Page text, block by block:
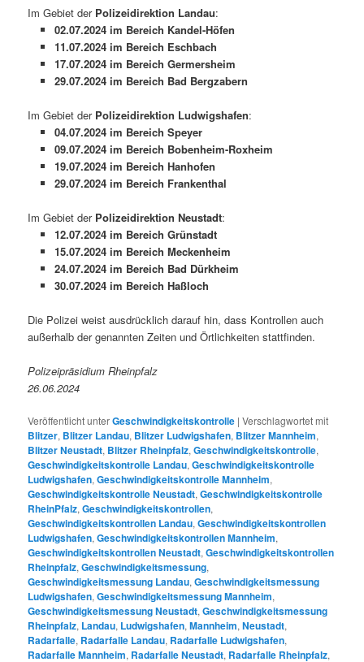
Im Gebiet der Polizeidirektion Landau:
02.07.2024 im Bereich Kandel-Höfen
11.07.2024 im Bereich Eschbach
17.07.2024 im Bereich Germersheim
29.07.2024 im Bereich Bad Bergzabern
Im Gebiet der Polizeidirektion Ludwigshafen:
04.07.2024 im Bereich Speyer
09.07.2024 im Bereich Bobenheim-Roxheim
19.07.2024 im Bereich Hanhofen
29.07.2024 im Bereich Frankenthal
Im Gebiet der Polizeidirektion Neustadt:
12.07.2024 im Bereich Grünstadt
15.07.2024 im Bereich Meckenheim
24.07.2024 im Bereich Bad Dürkheim
30.07.2024 im Bereich Haßloch
Die Polizei weist ausdrücklich darauf hin, dass Kontrollen auch
außerhalb der genannten Zeiten und Örtlichkeiten stattfinden.
Polizeipräsidium Rheinpfalz
26.06.2024
Veröffentlicht unterGeschwindigkeitskontrolle |Verschlagwortet mit
Blitzer, Blitzer Landau, Blitzer Ludwigshafen, Blitzer Mannheim,
Blitzer Neustadt, Blitzer Rheinpfalz,Geschwindigkeitskontrolle,
Geschwindigkeitskontrolle Landau,Geschwindigkeitskontrolle
Ludwigshafen,Geschwindigkeitskontrolle Mannheim,
Geschwindigkeitskontrolle Neustadt,Geschwindigkeitskontrolle
RheinPfalz,Geschwindigkeitskontrollen,
Geschwindigkeitskontrollen Landau,Geschwindigkeitskontrollen
Ludwigshafen,Geschwindigkeitskontrollen Mannheim,
Geschwindigkeitskontrollen Neustadt,Geschwindigkeitskontrollen
Rheinpfalz,Geschwindigkeitsmessung,
Geschwindigkeitsmessung Landau,Geschwindigkeitsmessung
Ludwigshafen,Geschwindigkeitsmessung Mannheim,
Geschwindigkeitsmessung Neustadt,Geschwindigkeitsmessung
Rheinpfalz, Landau, Ludwigshafen,Mannheim,Neustadt,
Radarfalle, Radarfalle Landau, Radarfalle Ludwigshafen,
Radarfalle Mannheim, Radarfalle Neustadt, Radarfalle Rheinpfalz,